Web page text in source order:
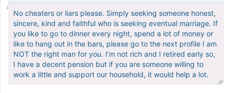
No cheaters or liars please. Simply seeking someone honest,
sincere, kind and faithful who is seeking eventual marriage. If
you like to go to dinner every night, spend a lot of money or
like to hang out in the bars, please go to the next profile I am
NOT the right man for you. I’m not rich and I retired early so,
I have a decent pension but if you are someone willing to
work a little and support our household, it would help a lot.